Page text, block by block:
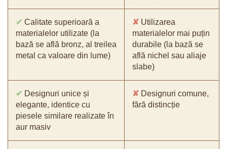
✔ Calitate superioară a
materialelor utilizate (la
bază se află bronz, al treilea
metal ca valoare din lume)
✘ Utilizarea
materialelor mai puțin
durabile (la bază se
află nichel sau aliaje
slabe)
✔ Designuri unice și
elegante, identice cu
piesele similare realizate în
aur masiv
✘ Designuri comune,
fără distincție